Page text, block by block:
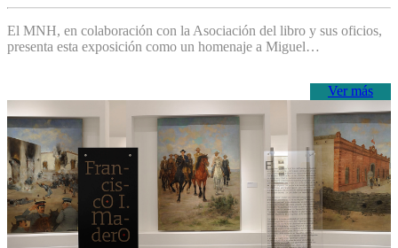
El MNH, en colaboración con la Asociación del libro y sus oficios,
presenta esta exposición como un homenaje a Miguel…
Ver más